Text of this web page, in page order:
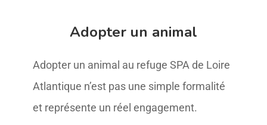
Adopter un animal
Adopter un animal au refuge SPA de Loire
Atlantique n’est pas une simple formalité
et représente un réel engagement.